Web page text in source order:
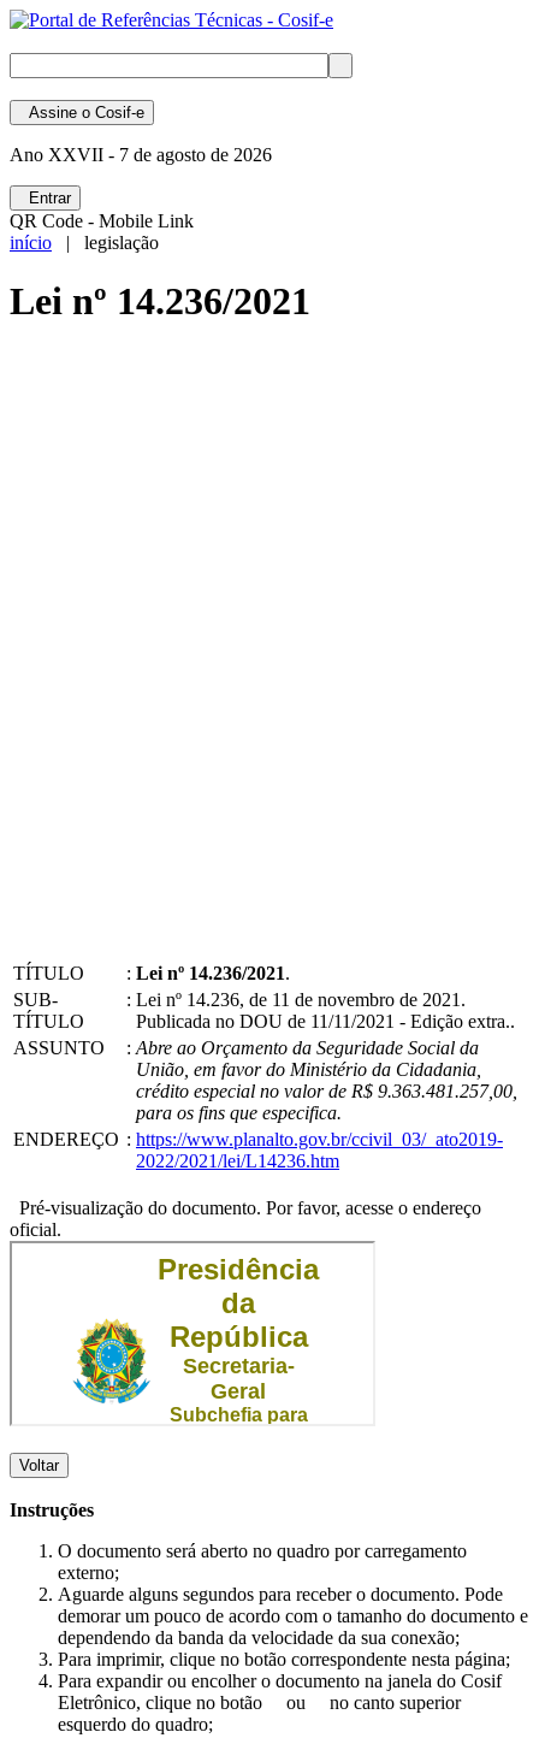
Assine o Cosif-e
Ano XXVII - 7 de agosto de 2026
Entrar
QR Code - Mobile Link
início | legislação
Lei nº 14.236/2021
TÍTULO : Lei nº 14.236/2021.
SUB-
TÍTULO
: Lei nº 14.236, de 11 de novembro de 2021.
Publicada no DOU de 11/11/2021 - Edição extra..
ASSUNTO
: Abre ao Orçamento da Seguridade Social da
União, em favor do Ministério da Cidadania,
crédito especial no valor de R$ 9.363.481.257,00,
para os fins que especifica.
ENDEREÇO : https://www.planalto.gov.br/ccivil_03/_ato2019-
2022/2021/lei/L14236.htm
Pré-visualização do documento. Por favor, acesse o endereço
oficial.
Voltar
Instruções
O documento será aberto no quadro por carregamento
externo;
Aguarde alguns segundos para receber o documento. Pode
demorar um pouco de acordo com o tamanho do documento e
dependendo da banda da velocidade da sua conexão;
Para imprimir, clique no botão correspondente nesta página;
Para expandir ou encolher o documento na janela do Cosif
Eletrônico, clique no botão
ou
no canto superior
esquerdo do quadro;